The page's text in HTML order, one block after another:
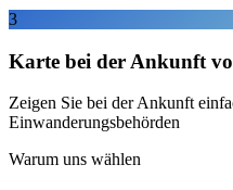
3
Karte bei der Ankunft
Zeigen Sie bei der Ankunft
Einwanderungsbehörden
Warum uns wählen